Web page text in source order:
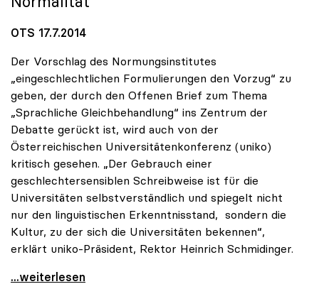
OTS 17.7.2014
Der Vorschlag des Normungsinstitutes
„eingeschlechtlichen Formulierungen den Vorzug“ zu
geben, der durch den Offenen Brief zum Thema
„Sprachliche Gleichbehandlung“ ins Zentrum der
Debatte gerückt ist, wird auch von der
Österreichischen Universitätenkonferenz (uniko)
kritisch gesehen. „Der Gebrauch einer
geschlechtersensiblen Schreibweise ist für die
Universitäten selbstverständlich und spiegelt nicht
nur den linguistischen Erkenntnisstand, sondern die
Kultur, zu der sich die Universitäten bekennen“,
erklärt uniko-Präsident, Rektor Heinrich Schmidinger.
uniko: Sensible Schreibweise ist für Universitäten
...weiterlesen